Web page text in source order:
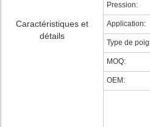
Caractéristiques et
détails
Pression:
Application:
Type de
MOQ:
OEM: